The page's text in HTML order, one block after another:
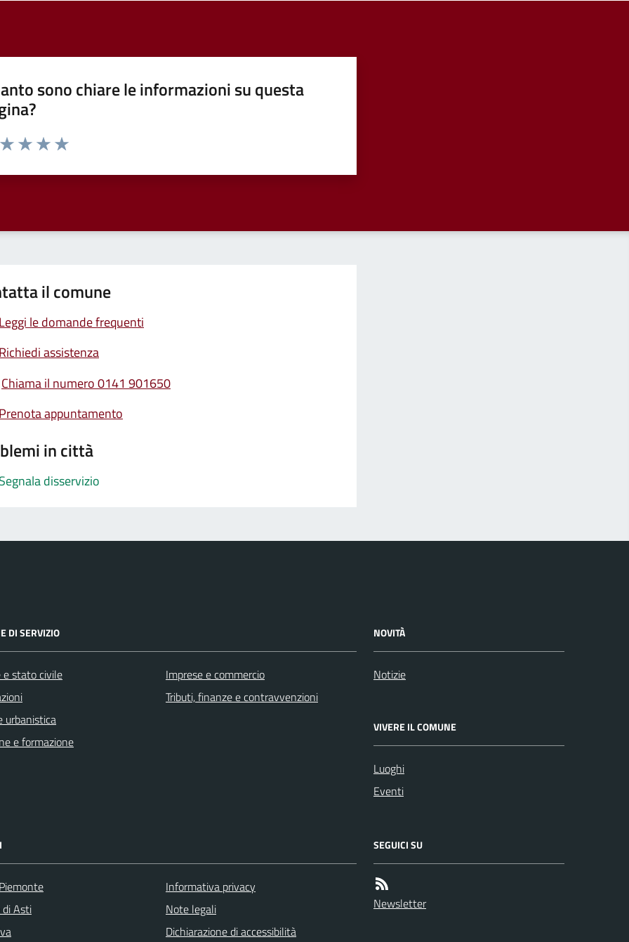
sono chiare le informazioni su questa
da 1 a 5 stelle la pagina
il comune
Leggi le domande frequenti
Richiedi assistenza
Chiama il numero 0141 901650
Prenota appuntamento
in città
Segnala disservizio
DI SERVIZIO
e stato civile
urbanistica
e formazione
Imprese e commercio
Tributi, finanze e contravvenzioni
NOVITÀ
Notizie
VIVERE IL COMUNE
Luoghi
Eventi
di Asti
Informativa privacy
Note legali
Dichiarazione di accessibilità
SEGUICI SU
Newsletter